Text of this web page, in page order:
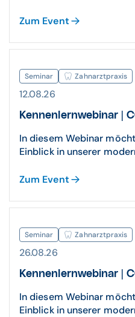
Zum Event
Seminar Zahnarztpraxis
12.08.26
Kennenlernwebinar |
In diesem Webinar
Einblick in unserer
Zum Event
Seminar Zahnarztpraxis
26.08.26
Kennenlernwebinar |
In diesem Webinar
Einblick in unserer